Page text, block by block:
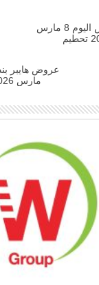
عروض نستو الرياض اليوم 8 مارس
حتى 24 مارس 2026 تحطيم
مارس 2026 عروض يوم واحد